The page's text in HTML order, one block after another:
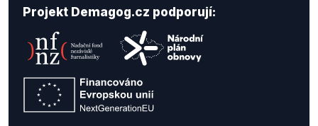
Projekt Demagog.cz podporují: